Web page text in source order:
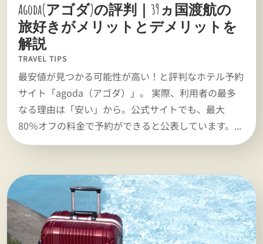
Agoda(アゴダ)の評判｜39ヵ国渡航の
旅好きがメリットとデメリットを
解説
TRAVEL TIPS
最安値が見つかる可能性が高い！と評判なホテル予約
サイト「agoda（アゴダ）」。 実際、利用者の最多
なる理由は「安い」から。公式サイトでも、最大
80％オフの料金で予約ができると公表しています。...